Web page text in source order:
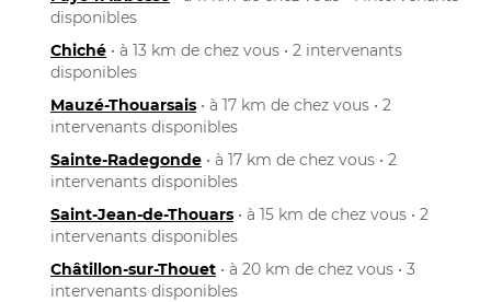
disponibles
Chiché • à 13 km de chez vous • 2 intervenants
disponibles
Mauzé-Thouarsais • à 17 km de chez vous • 2
intervenants disponibles
Sainte-Radegonde • à 17 km de chez vous • 2
intervenants disponibles
Saint-Jean-de-Thouars • à 15 km de chez vous • 2
intervenants disponibles
Châtillon-sur-Thouet • à 20 km de chez vous • 3
intervenants disponibles